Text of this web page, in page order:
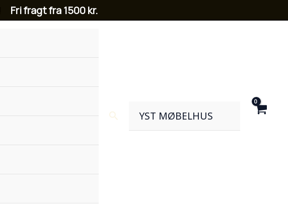
Fri fragt fra 1500 kr.
SearchYST MØBELHUS